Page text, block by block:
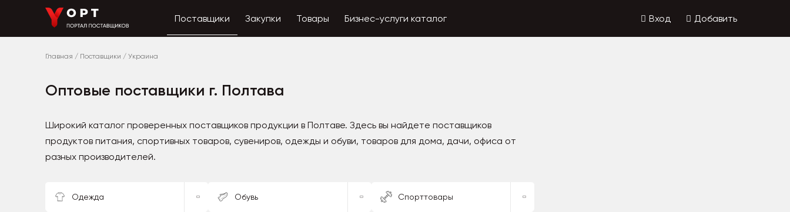
Поставщики Закупки Товары Бизнес-услуги каталог Вход Добавить
Главная / Поставщики / Украина
Оптовые поставщики г. Полтава
Широкий каталог проверенных поставщиков продукции в Полтаве. Здесь вы найдете поставщиков
продуктов питания, спортивных товаров, сувениров, одежды и обуви, товаров для дома, дачи, офиса от
разных производителей.
Одежда Обувь Спорттовары